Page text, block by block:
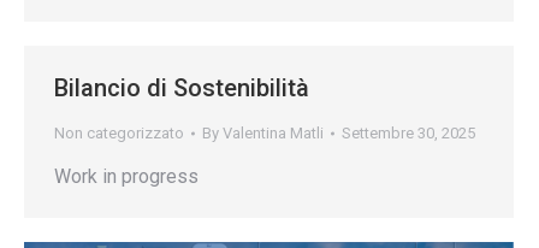
Bilancio di Sostenibilità
Non categorizzato By Valentina Matli Settembre 30, 2025
Work in progress